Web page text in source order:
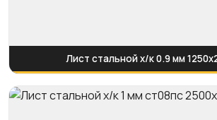
Лист стальной х/к 0.9 мм